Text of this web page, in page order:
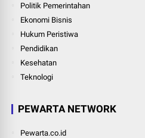
Politik Pemerintahan
Ekonomi Bisnis
Hukum Peristiwa
Pendidikan
Kesehatan
Teknologi
PEWARTA NETWORK
Pewarta.co.id